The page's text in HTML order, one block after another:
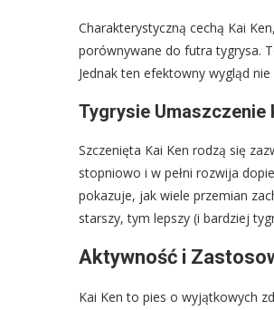
Charakterystyczną cechą Kai
porównywane do futra tygrysa.
Jednak ten efektowny wygląd
Tygrysie Umaszczenie
Szczenięta Kai Ken rodzą się
stopniowo i w pełni rozwija
pokazuje, jak wiele przemian
starszy, tym lepszy (i bardziej
Aktywność i
Kai Ken to pies o wyjątkowych